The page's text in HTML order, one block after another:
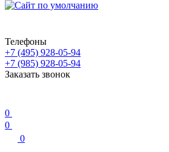
Телефоны
+7 (495) 928-05-94
+7 (985) 928-05-94
Заказать звонок
0
0
0